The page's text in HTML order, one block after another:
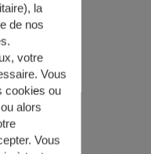
), la
de nos
votre
Vous
cookies ou
alors
Vous